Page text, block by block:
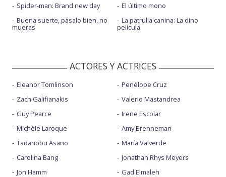
Spider-man: Brand new day
Buena suerte, pásalo bien, no
mueras
El último mono
La patrulla canina: La dino
película
ACTORES Y ACTRICES
Eleanor Tomlinson
Zach Galifianakis
Guy Pearce
Michèle Laroque
Tadanobu Asano
Carolina Bang
Jon Hamm
Penélope Cruz
Valerio Mastandrea
Irene Escolar
Amy Brenneman
María Valverde
Jonathan Rhys Meyers
Gad Elmaleh